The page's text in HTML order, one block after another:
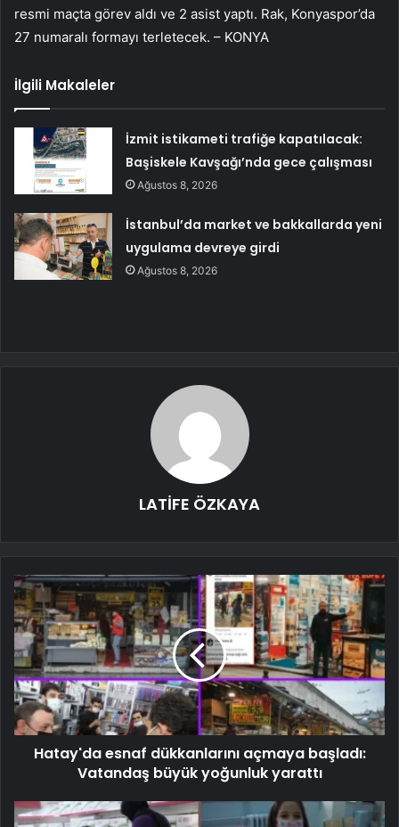
resmi maçta görev aldı ve 2 asist yaptı. Rak, Konyaspor’da
27 numaralı formayı terletecek. – KONYA
İlgili Makaleler
İzmit istikameti trafiğe kapatılacak:
Başiskele Kavşağı’nda gece çalışması
Ağustos 8, 2026
İstanbul’da market ve bakkallarda yeni
uygulama devreye girdi
Ağustos 8, 2026
LATİFE ÖZKAYA
Hatay'da esnaf dükkanlarını açmaya başladı:
Vatandaş büyük yoğunluk yarattı